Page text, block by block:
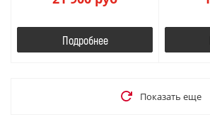
Подробнее
Показать еще